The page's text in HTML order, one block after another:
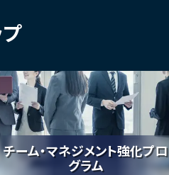
チーム・マネジメント強化プロ
グラム